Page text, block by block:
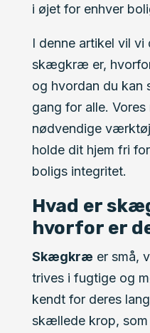
i øjet for enhver
I denne artikel vil
skægkræ er,
og hvordan du kan
gang for alle.
nødvendige
holde dit hjem fri
boligs integritet.
Hvad er
hvorfor er
Skægkræ er små,
trives i fugtige og
kendt for deres
skællede krop,